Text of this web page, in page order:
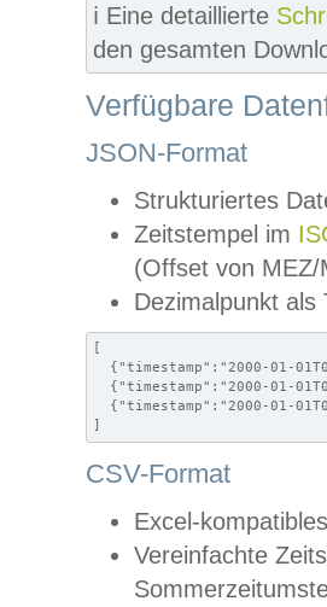
ℹ️ Eine detaillierte
den gesamten
Verfügbare
JSON-Format
Strukturiertes
Zeitstempel im
(Offset von MEZ/
Dezimalpunkt als
[
{"timestamp":"2000-01-
{"timestamp":"2000-01-
{"timestamp":"2000-01-
]
CSV-Format
Excel-
Vereinfachte